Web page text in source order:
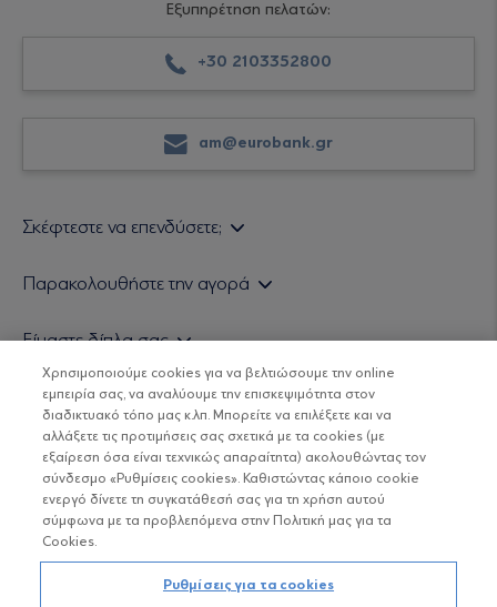
Εξυπηρέτηση πελατών:
+30 2103352800
am@eurobank.gr
Σκέφτεστε να επενδύσετε;
Τιμολογιακή Πολιτική
Δείτε τις πολιτικές μας
Βασικές Γνώσεις
Παρακολουθήστε την αγορά
Τα νέα μας
Χρήσιμοι σύνδεσμοι
Είμαστε δίπλα σας
H Eurobank Asset Management ΑΕΔΑΚ
Επενδυτική φιλοσοφία ESG
Πιστοποιημένα στελέχη και συνεργάτες
Αποστολή Βιογραφικών
ΟΙ ΟΣΕΚΑ ΔΕΝ ΕΧΟΥΝ ΕΓΓΥΗΜΕΝΗ ΑΠΟΔΟΣΗ ΚΑΙ ΟΙ
ΠΡΟΗΓΟΥΜΕΝΕΣ ΑΠΟΔΟΣΕΙΣ ΔΕΝ ΔΙΑΣΦΑΛΙΖΟΥΝ ΤΙΣ
ΜΕΛΛΟΝΤΙΚΕΣ
Copyright © Eurobank ΑΕΔΑΚ
Χρησιμοποιούμε cookies για να βελτιώσουμε την online
εμπειρία σας, να αναλύουμε την επισκεψιμότητα στον
διαδικτυακό τόπο μας κ.λπ. Μπορείτε να επιλέξετε και να
αλλάξετε τις προτιμήσεις σας σχετικά με τα cookies (με
εξαίρεση όσα είναι τεχνικώς απαραίτητα) ακολουθώντας τον
σύνδεσμο «Ρυθμίσεις cookies». Καθιστώντας κάποιο cookie
ενεργό δίνετε τη συγκατάθεσή σας για τη χρήση αυτού
σύμφωνα με τα προβλεπόμενα στην Πολιτική μας για τα
Cookies.
Ρυθμίσεις για τα cookies